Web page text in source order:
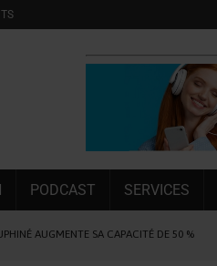
PODCAST SERVICES
AUGMENTE SA CAPACITÉ DE 50 %